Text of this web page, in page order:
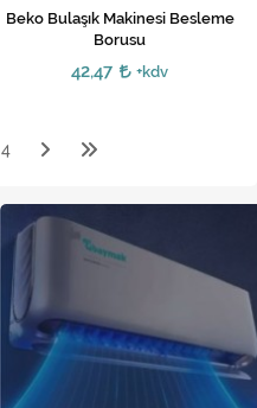
Beko Bulaşık Makinesi Besleme
Borusu
42,47 +kdv
4